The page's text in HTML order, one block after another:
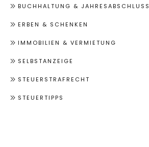
BUCHHALTUNG & JAHRESABSCHLUSS
ERBEN & SCHENKEN
IMMOBILIEN & VERMIETUNG
SELBSTANZEIGE
STEUERSTRAFRECHT
STEUERTIPPS